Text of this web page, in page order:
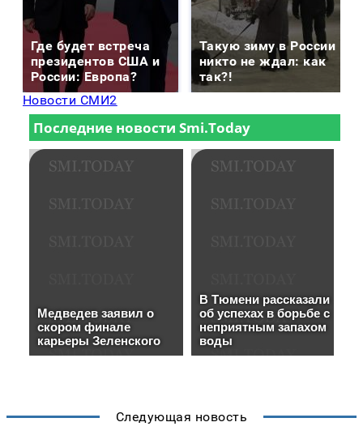
Где будет встреча
президентов США и
России: Европа?
Такую зиму в России
никто не ждал: как
так?!
Новости СМИ2
Следующая новость